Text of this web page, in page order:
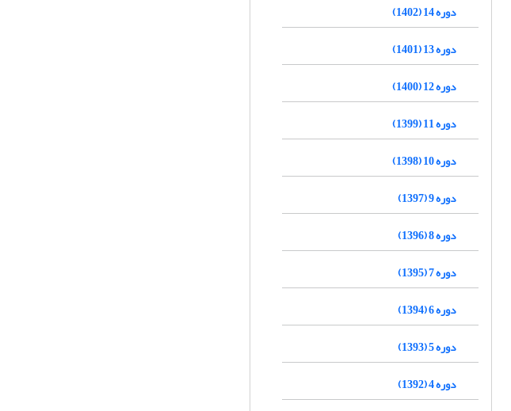
دوره 14 (1402)
دوره 13 (1401)
دوره 12 (1400)
دوره 11 (1399)
دوره 10 (1398)
دوره 9 (1397)
دوره 8 (1396)
دوره 7 (1395)
دوره 6 (1394)
دوره 5 (1393)
دوره 4 (1392)